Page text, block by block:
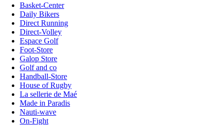
Basket-Center
Daily Bikers
Direct Running
Direct-Volley
Espace Golf
Foot-Store
Galop Store
Golf and co
Handball-Store
House of Rugby
La sellerie de Maé
Made in Paradis
Nauti-wave
On-Fight